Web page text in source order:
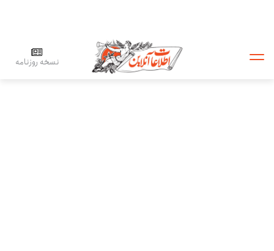
نسخه روزنامه